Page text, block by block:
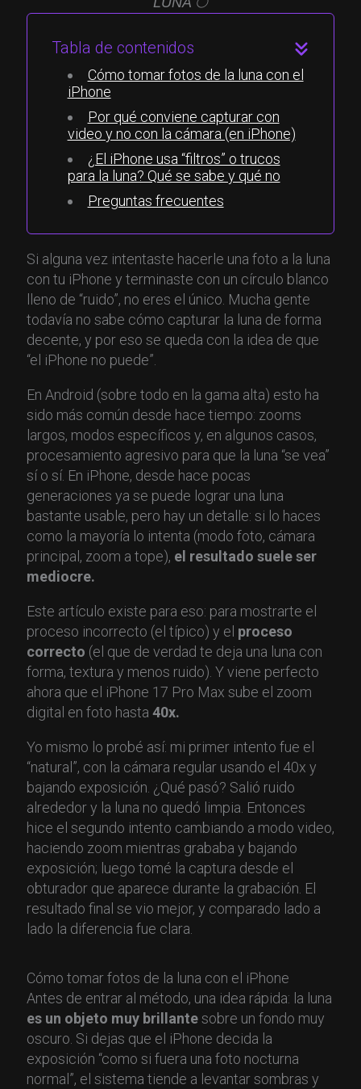
Tabla de contenidos
Cómo tomar fotos de la luna con el
iPhone
Por qué conviene capturar con
video y no con la cámara (en iPhone)
¿El iPhone usa “filtros” o trucos
para la luna? Qué se sabe y qué no
Preguntas frecuentes
Si alguna vez intentaste hacerle una foto a la luna
con tu iPhone y terminaste con un círculo blanco
lleno de “ruido”, no eres el único. Mucha gente
todavía no sabe cómo capturar la luna de forma
decente, y por eso se queda con la idea de que
“el iPhone no puede”.
En Android (sobre todo en la gama alta) esto ha
sido más común desde hace tiempo: zooms
largos, modos específicos y, en algunos casos,
procesamiento agresivo para que la luna “se vea”
sí o sí. En iPhone, desde hace pocas
generaciones ya se puede lograr una luna
bastante usable, pero hay un detalle: si lo haces
como la mayoría lo intenta (modo foto, cámara
principal, zoom a tope), el resultado suele ser
mediocre.
Este artículo existe para eso: para mostrarte el
proceso incorrecto (el típico) y el proceso
correcto (el que de verdad te deja una luna con
forma, textura y menos ruido). Y viene perfecto
ahora que el iPhone 17 Pro Max sube el zoom
digital en foto hasta 40x.
Yo mismo lo probé así: mi primer intento fue el
“natural”, con la cámara regular usando el 40x y
bajando exposición. ¿Qué pasó? Salió ruido
alrededor y la luna no quedó limpia. Entonces
hice el segundo intento cambiando a modo video,
haciendo zoom mientras grababa y bajando
exposición; luego tomé la captura desde el
obturador que aparece durante la grabación. El
resultado final se vio mejor, y comparado lado a
lado la diferencia fue clara.
Cómo tomar fotos de la luna con el iPhone
Antes de entrar al método, una idea rápida: la luna
es un objeto muy brillantesobre un fondo muy
oscuro. Si dejas que el iPhone decida la
exposición “como si fuera una foto nocturna
normal”, el sistema tiende a levantar sombras y